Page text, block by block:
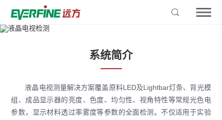
系统简介
液晶电视测量解决方案覆盖原料LED及Lightbar灯条、背光模
组、成品显示器的亮度、色度、均匀性、视角特性等常规光色电
参数，显示材料透过率雾度等参数的全面检测。不仅适用于实验